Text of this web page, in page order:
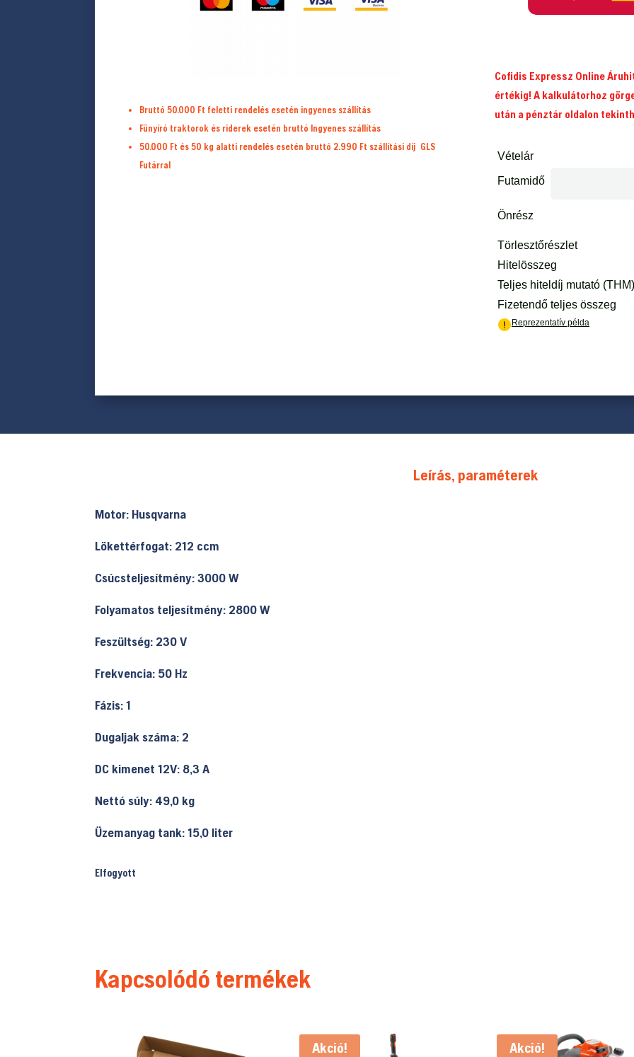
Bruttó 50.000 Ft feletti rendelés esetén ingyenes szállítás
Fűnyíró traktorok és riderek esetén bruttó Ingyenes szállítás
50.000 Ft és 50 kg alatti rendelés esetén bruttó 2.990 Ft szállítási díj GLS
Futárral
Cofidis Expressz Online
értékig! A kalkulátorhoz
után a pénztár oldalon
Leírás, paraméterek
Motor: Husqvarna
Lökettérfogat: 212 ccm
Csúcsteljesítmény: 3000 W
Folyamatos teljesítmény: 2800 W
Feszültség: 230 V
Frekvencia: 50 Hz
Fázis: 1
Dugaljak száma: 2
DC kimenet 12V: 8,3 A
Nettó súly: 49,0 kg
Üzemanyag tank: 15,0 liter
Elfogyott
Kapcsolódó termékek
Akció! Akció!